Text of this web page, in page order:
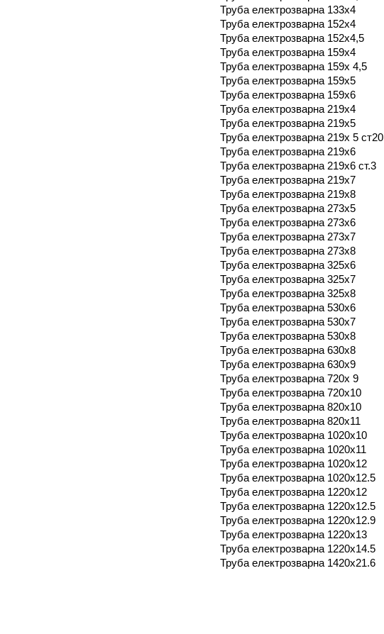
Труба електрозварна 133х4
Труба електрозварна 152х4
Труба електрозварна 152х4,5
Труба електрозварна 159х4
Труба електрозварна 159х 4,5
Труба електрозварна 159х5
Труба електрозварна 159х6
Труба електрозварна 219х4
Труба електрозварна 219х5
Труба електрозварна 219х 5 ст20
Труба електрозварна 219х6
Труба електрозварна 219х6 ст.3
Труба електрозварна 219х7
Труба електрозварна 219х8
Труба електрозварна 273х5
Труба електрозварна 273х6
Труба електрозварна 273х7
Труба електрозварна 273х8
Труба електрозварна 325х6
Труба електрозварна 325х7
Труба електрозварна 325х8
Труба електрозварна 530х6
Труба електрозварна 530х7
Труба електрозварна 530х8
Труба електрозварна 630х8
Труба електрозварна 630х9
Труба електрозварна 720х 9
Труба електрозварна 720х10
Труба електрозварна 820х10
Труба електрозварна 820x11
Труба електрозварна 1020x10
Труба електрозварна 1020x11
Труба електрозварна 1020x12
Труба електрозварна 1020x12.5
Труба електрозварна 1220x12
Труба електрозварна 1220x12.5
Труба електрозварна 1220x12.9
Труба електрозварна 1220x13
Труба електрозварна 1220x14.5
Труба електрозварна 1420x21.6